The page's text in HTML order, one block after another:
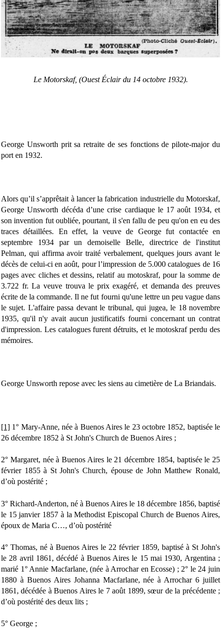
Le Motorskaf, (Ouest Éclair du 14 octobre 1932).
George Unsworth prit sa retraite de ses fonctions de pilote-major du
port en 1932.
Alors qu’il s’apprêtait à lancer la fabrication industrielle du Motorskaf,
George Unsworth décéda d’une crise cardiaque le 17 août 1934, et
son invention fut oubliée, pourtant, il s'en fallu de peu qu'on en eu des
traces détaillées. En effet, la veuve de George fut contactée en
septembre 1934 par un demoiselle Belle, directrice de l'institut
Pelman, qui affirma avoir traité verbalement, quelques jours avant le
décès de celui-ci en août, pour l’impression de 5.000 catalogues de 16
pages avec cliches et dessins, relatif au motoskraf, pour la somme de
3.722 fr. La veuve trouva le prix exagéré, et demanda des preuves
écrite de la commande. Il ne fut fourni qu'une lettre un peu vague dans
le sujet. L'affaire passa devant le tribunal, qui jugea, le 18 novembre
1935, qu'il n'y avait aucun justificatifs fourni concernant un contrat
d'impression. Les catalogues furent détruits, et le motoskraf perdu des
mémoires.
George Unsworth repose avec les siens au cimetière de La Briandais.
[1] 1° Mary-Anne, née à Buenos Aires le 23 octobre 1852, baptisée le
26 décembre 1852 à St John's Church de Buenos Aires ;
2° Margaret, née à Buenos Aires le 21 décembre 1854, baptisée le 25
février 1855 à St John's Church, épouse de John Matthew Ronald,
d’où postérité ;
3° Richard-Anderton, né à Buenos Aires le 18 décembre 1856, baptisé
le 15 janvier 1857 à la Methodist Episcopal Church de Buenos Aires,
époux de Maria C…, d’où postérité
4° Thomas, né à Buenos Aires le 22 février 1859, baptisé à St John's
le 28 avril 1861, décédé à Buenos Aires le 15 mai 1930, Argentina ;
marié 1° Annie Macfarlane, (née à Arrochar en Ecosse) ; 2° le 24 juin
1880 à Buenos Aires Johanna Macfarlane, née à Arrochar 6 juillet
1861, décédée à Buenos Aires le 7 août 1899, sœur de la précédente ;
d’où postérité des deux lits ;
5° George ;